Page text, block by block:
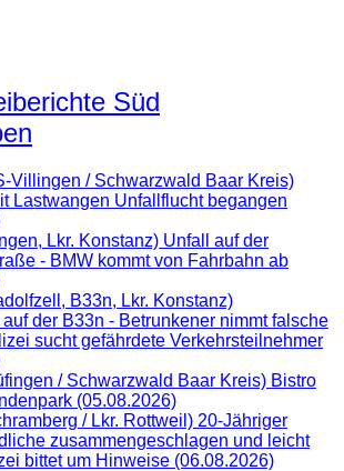
Süd
Villingen / Schwarzwald Baar Kreis)
Lastwangen Unfallflucht begangen
Lkr. Konstanz) Unfall auf der
- BMW kommt von Fahrbahn ab
B33n, Lkr. Konstanz)
der B33n - Betrunkener nimmt falsche
sucht gefährdete Verkehrsteilnehmer
/ Schwarzwald Baar Kreis) Bistro
(05.08.2026)
/ Lkr. Rottweil) 20-Jähriger
zusammengeschlagen und leicht
bittet um Hinweise (06.08.2026)